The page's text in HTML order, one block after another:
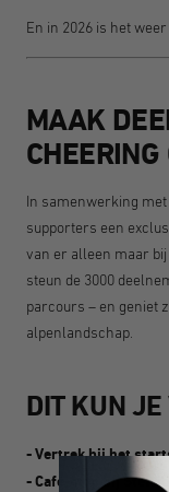
En in 2026 is het
MAAK
In samenwerking met
supporters een
van er alleen maar
steun de 3000
parcours – en geniet
alpenlandschap.
DIT KUN JE
- Vertrek bij het
- Café-stop bij Stelvio